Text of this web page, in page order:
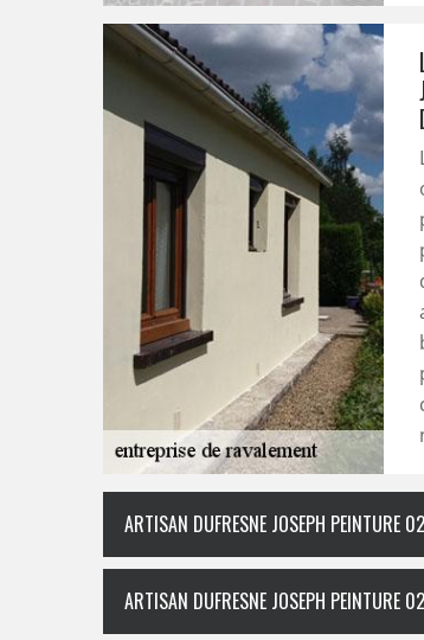
ARTISAN DUFRESNE JOSEPH PEINTURE
ARTISAN DUFRESNE JOSEPH PEINTURE